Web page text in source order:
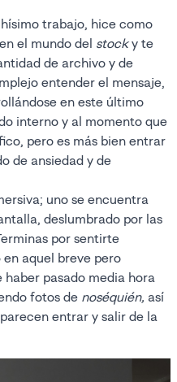
trabajo, hice como
el mundo del stocky te
de archivo y de
entender el mensaje,
en este último
interno y al momento que
pero es más bien entrar
de ansiedad y de
uno se encuentra
deslumbrado por las
por sentirte
aquel breve pero
pasado media hora
fotos de noséquién, así
entrar y salir de la